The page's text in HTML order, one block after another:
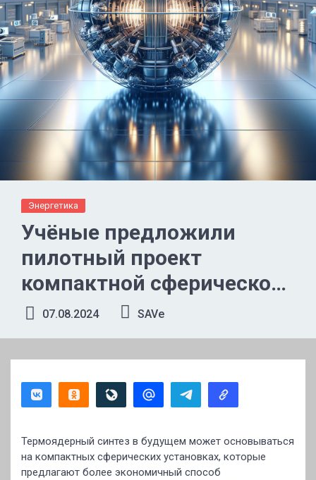
Энергетика
Учёные предложили
пилотный проект
компактной сферической
термоядерной установки
07.08.2024 SAVe
Термоядерный синтез в будущем может основываться
на компактных сферических установках, которые
предлагают более экономичный способ